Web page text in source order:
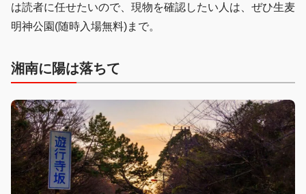
は読者に任せたいので、現物を確認したい人は、ぜひ生麦
明神公園(随時入場無料)まで。
湘南に陽は落ちて